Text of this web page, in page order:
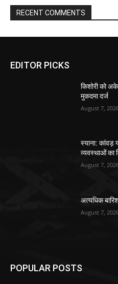
RECENT COMMENTS
EDITOR PICKS
किशोरी को
मुकदमा दर्ज
August 7,
स्याना: कांवड़
व्यवस्थाओं का
August 7,
अत्यधिक
August 7,
POPULAR POSTS